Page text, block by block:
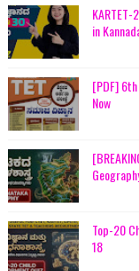
in
[PDF]
Now
Top-20
18